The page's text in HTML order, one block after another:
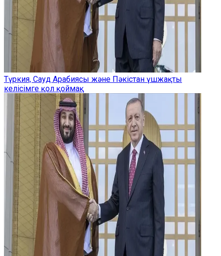
Түркия, Сауд Арабиясы және Пәкістан үшжақты
келісімге қол қоймақ